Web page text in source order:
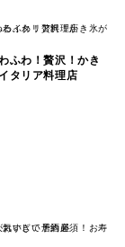
ふわ！贅沢！かき
タリア料理店